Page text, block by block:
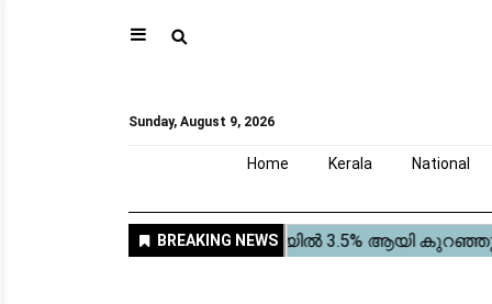
⚲
Sunday, August 9, 2026
Home Kerala National